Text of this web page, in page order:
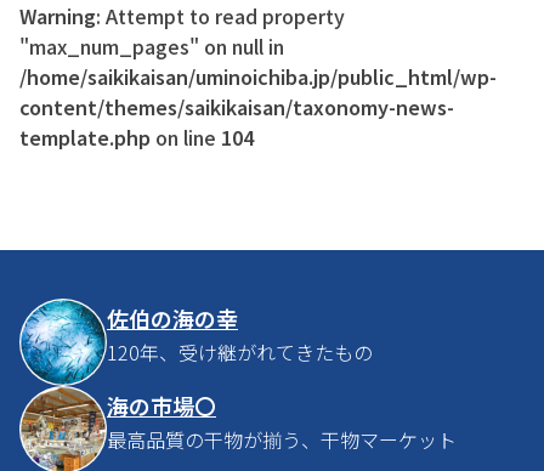
Warning: Attempt to read property
"max_num_pages" on null in
/home/saikikaisan/uminoichiba.jp/public_html/wp-
content/themes/saikikaisan/taxonomy-news-
template.php on line 104
佐伯の海の幸
120年、受け継がれてきたもの
海の市場〇
最高品質の干物が揃う、干物マーケット